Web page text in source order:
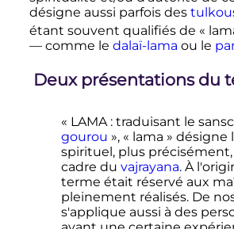
désigne aussi parfois des
étant souvent qualifiés de «
— comme le dalaï-lama ou le
Deux présentations du
« LAMA : traduisant le
gourou », « lama » désigne
spirituel, plus précisément,
cadre du vajrayana. À
terme était réservé aux
pleinement réalisés. De
s'applique aussi à des